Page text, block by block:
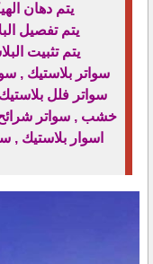
يتم دهان
يتم تفصيل
يتم تثبيت
سواتر بلاستيك ,
سواتر فلل
خشب , سواتر شرائح
اسوار بلاستيك ,